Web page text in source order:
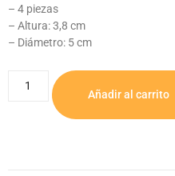
– 4 piezas
– Altura: 3,8 cm
– Diámetro: 5 cm
Añadir al carrito